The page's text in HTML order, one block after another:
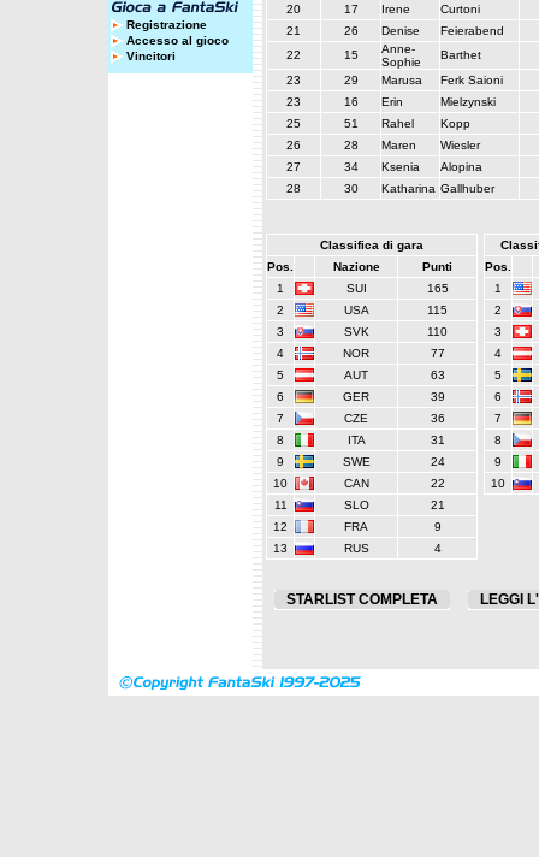
Registrazione
Accesso al gioco
Vincitori
20
17 Irene
Curtoni
21
26 Denise
Feierabend
22
15
Anne-
Sophie
Barthet
23
29 Marusa
Ferk Saioni
23
16 Erin
Mielzynski
25
51 Rahel
Kopp
26
28 Maren
Wiesler
27
34 Ksenia
Alopina
28
30 Katharina Gallhuber
Classifica di gara
Pos.
Nazione
Punti
1
SUI
165
2
USA
115
3
SVK
110
4
NOR
77
5
AUT
63
6
GER
39
7
CZE
36
8
ITA
31
9
SWE
24
10
CAN
22
11
SLO
21
12
FRA
9
13
RUS 4
Pos.
1
2
3
4
5
6
7
8
9
10
STARLIST COMPLETA LEGGI